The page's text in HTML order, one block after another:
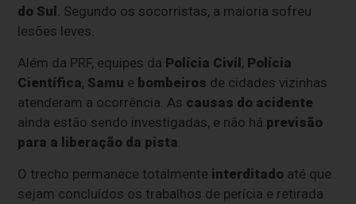
do Sul . Segundo os socorristas, a maioria sofreu
lesões leves.
Além da PRF, equipes da Polícia Civil, Polícia
Científica, Samu e bombeiros de cidades vizinhas
atenderam a ocorrência. As causas do acidente
ainda estão sendo investigadas, e não há previsão
para a liberação da pista
O trecho permanece totalmente interditado até que
sejam concluídos os trabalhos de perícia e retirada